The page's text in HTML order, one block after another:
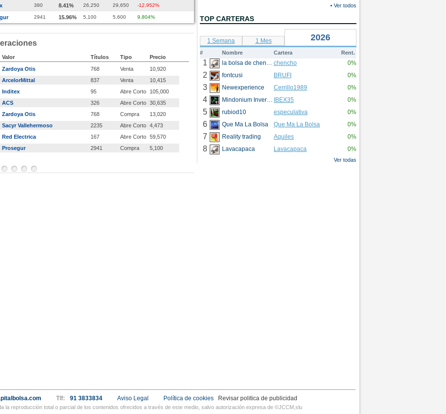
380 8.41% 26,250 29,650 -12,952%
2941 15.96% 5,100 5,600 9,804%
Valor Títulos Tipo
Precio
Zardoya Otis 768 Venta
10,920
ArcelorMittal 837 Venta
10,415
Inditex 95 Abre Corto
105,000
ACS 326 Abre Corto 30,635
Zardoya Otis 768 Compra
13,020
Sacyr Vallehermoso 2235 Abre Corto 4,473
Red Electrica 167 Abre Corto 59,570
Prosegur 2941 Compra 5,100
• Ver todos
TOP CARTERAS
1 Semana 1 Mes 2026
# Nombre Cartera Rent.
1 la bolsa de chencho chencho 0%
2 fontcusi BRUFI 0%
3 Newexperience Cerrillo1989 0%
4 Mindonium Inversions IBEX35 0%
5 rubiod10 especulativa 0%
6 Que Ma La Bolsa Que Ma La Bolsa 0%
7 Reality trading Aquiles 0%
8 Lavacapaca Lavacapaca 0%
Ver todas
Tlf: 91 3833834 Aviso Legal Revisar politica de publicidad
Política de cookies
la reproducción total o parcial de los contenidos ofrecidos a través de este medio, salvo autorización expresa de ©JCCM,slu